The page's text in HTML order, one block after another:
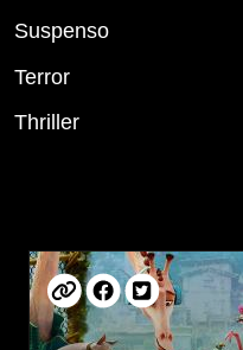
Suspenso
Terror
Thriller